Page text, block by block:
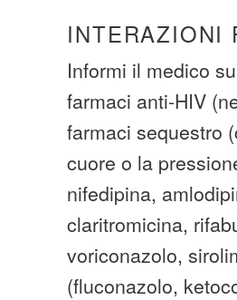
INTERAZIONI
Informi il medico
farmaci anti-HIV
farmaci sequestro
cuore o la
nifedipina,
claritromicina,
voriconazolo,
(fluconazolo,